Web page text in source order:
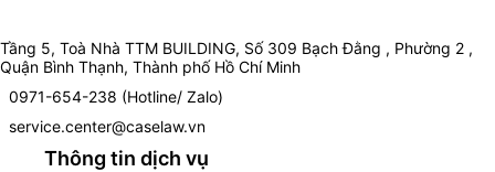
Tầng 5, Toà Nhà TTM BUILDING, Số 309 Bạch Đằng , Phường 2 ,
Quận Bình Thạnh, Thành phố Hồ Chí Minh
0971-654-238 (Hotline/ Zalo)
service.center@caselaw.vn
Thông tin dịch vụ